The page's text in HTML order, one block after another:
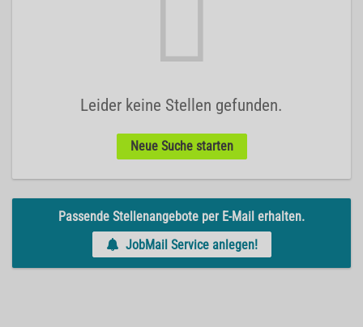
Leider keine Stellen gefunden.
Neue Suche starten
Passende Stellenangebote per E-Mail erhalten.
JobMail Service anlegen!